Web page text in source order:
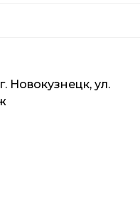
Новокузнецк, ул.